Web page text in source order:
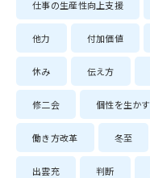
仕事の生産性向上支援
他力 付加価値
休み 伝え方
修二会 個性を生かす
働き方改革 冬至
出雲充 判断